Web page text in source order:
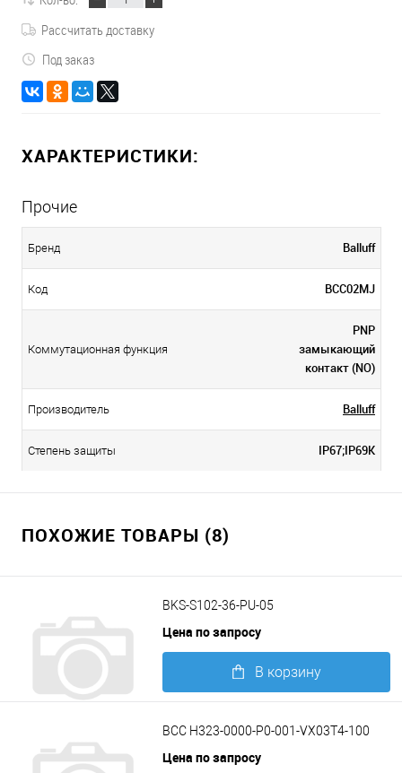
Рассчитать доставку
Под заказ
ХАРАКТЕРИСТИКИ:
Прочие
Бренд Balluff
Код BCC02MJ
Коммутационная функция
PNP
замыкающий
контакт (NO)
Производитель Balluff
Степень защиты IP67;IP69K
ПОХОЖИЕ ТОВАРЫ (8)
BKS-S102-36-PU-05
Цена по запросу
В корзину
BCC H323-0000-P0-001-VX03T4-100
Цена по запросу